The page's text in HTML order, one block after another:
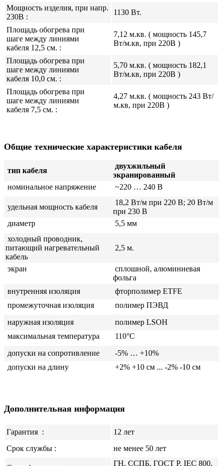
Мощность изделия, при напр.
230В :
1130 Вт.
Площадь обогрева при
шаге между линиями
кабеля 12,5 см. :
7,12 м.кв. ( мощность 145,7
Вт/м.кв, при 220В )
Площадь обогрева при
шаге между линиями
кабеля 10,0 см. :
5,70 м.кв. ( мощность 182,1
Вт/м.кв, при 220В )
Площадь обогрева при
шаге между линиями
кабеля 7,5 см. :
4,27 м.кв. ( мощность 243 Вт/
м.кв, при 220В )
Общие технические характеристики кабеля
тип кабеля
двухжильный
экранированный
номинальное напряжение
~220 … 240 В
удельная мощность кабеля
18,2 Вт/м при 220 В; 20 Вт/м
при 230 В
диаметр
5,5 мм
холодный проводник,
питающий нагревательный
кабель
2,5 м. ­
экран
сплошной, алюминиевая
фольга
внутренняя изоляция
фторполимер ETFE
промежуточная изоляция
полимер ПЭВД
наружная изоляция
полимер LSOH
максимальная температура
110°C
допуски на сопротивление
-5% … +10%
допуски на длину
+2% +10 см ... -2% -10 см
Дополнительная информация
Гарантия :
12 лет
Срок службы :
не менее 50 лет
ГН, ССПБ, ГОСТ Р, IEC 800,